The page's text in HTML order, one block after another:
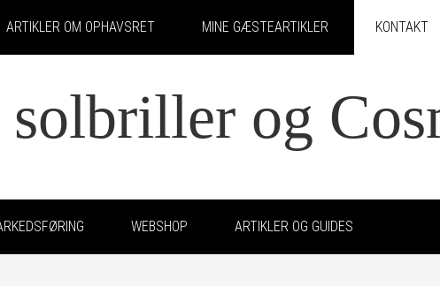
ARTIKLER OM OPHAVSRET MINE GÆSTEARTIKLER KONTAKT
og
WEBSHOP ARTIKLER OG GUIDES